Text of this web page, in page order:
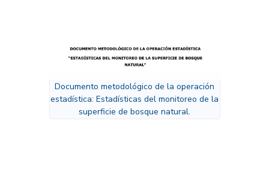
Documento metodológico de la operación
estadística: Estadísticas del monitoreo de la
superficie de bosque natural.